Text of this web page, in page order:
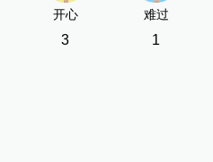
开心
3
难过
1